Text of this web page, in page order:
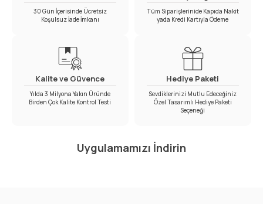
30 Gün İçerisinde Ücretsiz
Koşulsuz İade İmkanı
Tüm Siparişlerinide Kapıda Nakit
yada Kredi Kartıyla Ödeme
Kalite ve Güvence
Yılda 3 Milyona Yakın Üründe
Birden Çok Kalite Kontrol Testi
Hediye Paketi
Sevdiklerinizi Mutlu Edeceğiniz
Özel Tasarımlı Hediye Paketi
Seçeneği
Uygulamamızı İndirin